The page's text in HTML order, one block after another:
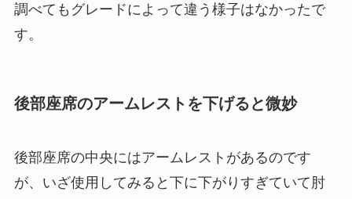
調べてもグレードによって違う様子はなかったで
す。
後部座席のアームレストを下げると微妙
後部座席の中央にはアームレストがあるのです
が、いざ使用してみると下に下がりすぎていて肘